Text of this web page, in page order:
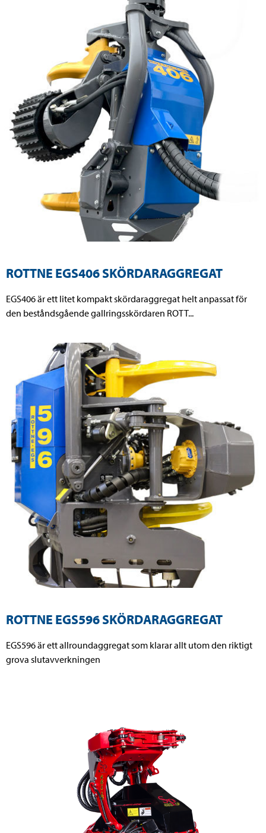
ROTTNE EGS406 SKÖRDARAGGREGAT
EGS406 är ett litet kompakt skördaraggregat helt anpassat för
den beståndsgående gallringsskördaren ROTT...
ROTTNE EGS596 SKÖRDARAGGREGAT
EGS596 är ett allroundaggregat som klarar allt utom den riktigt
grova slutavverkningen